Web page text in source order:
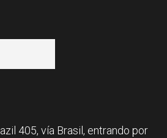
405, vía Brasil, entrando por